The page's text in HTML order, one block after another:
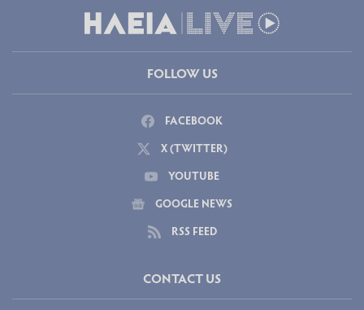
FOLLOW US
FACEBOOK
X (TWITTER)
YOUTUBE
GOOGLE NEWS
RSS FEED
CONTACT US